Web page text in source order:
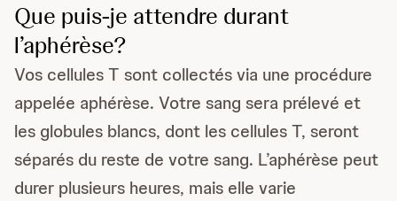
Que puis-je attendre durant
l’aphérèse?
Vos cellules T sont collectés via une procédure
appelée aphérèse. Votre sang sera prélevé et
les globules blancs, dont les cellules T, seront
séparés du reste de votre sang. L’aphérèse peut
durer plusieurs heures, mais elle varie